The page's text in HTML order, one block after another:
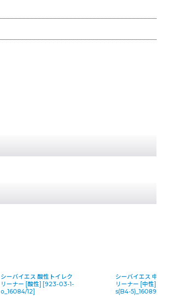
シーバイエス 酸性トイレク
リーナー [酸性] [923-03-1-
o_16084/12]
シーバイエス 中性トイ
リーナー [中性]
s(B4-5)_16089/12